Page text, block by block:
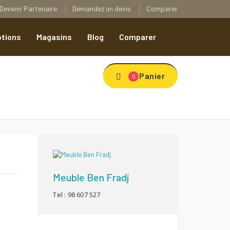
Devenir Partenaire Demandez un devis Comparer
Magasins Blog Comparer
0 Panier
Add to Wishlist
Meuble Ben Fradj
Tel : 98 607 527